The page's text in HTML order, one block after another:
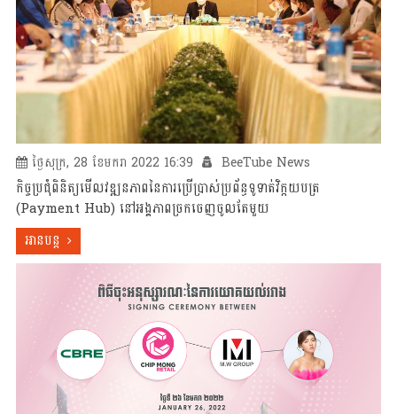
ថ្ងៃសុក្រ, 28 ខែមករា 2022 16:39 BeeTube News
កិច្ចប្រជុំពិនិត្យមើលវឌ្ឍនភាពនៃការប្រើប្រាស់ប្រព័ន្ធទូទាត់វិក្កយបត្រ
(Payment Hub) នៅអង្គភាពច្រកចេញចូលតែមួយ
អានបន្ត